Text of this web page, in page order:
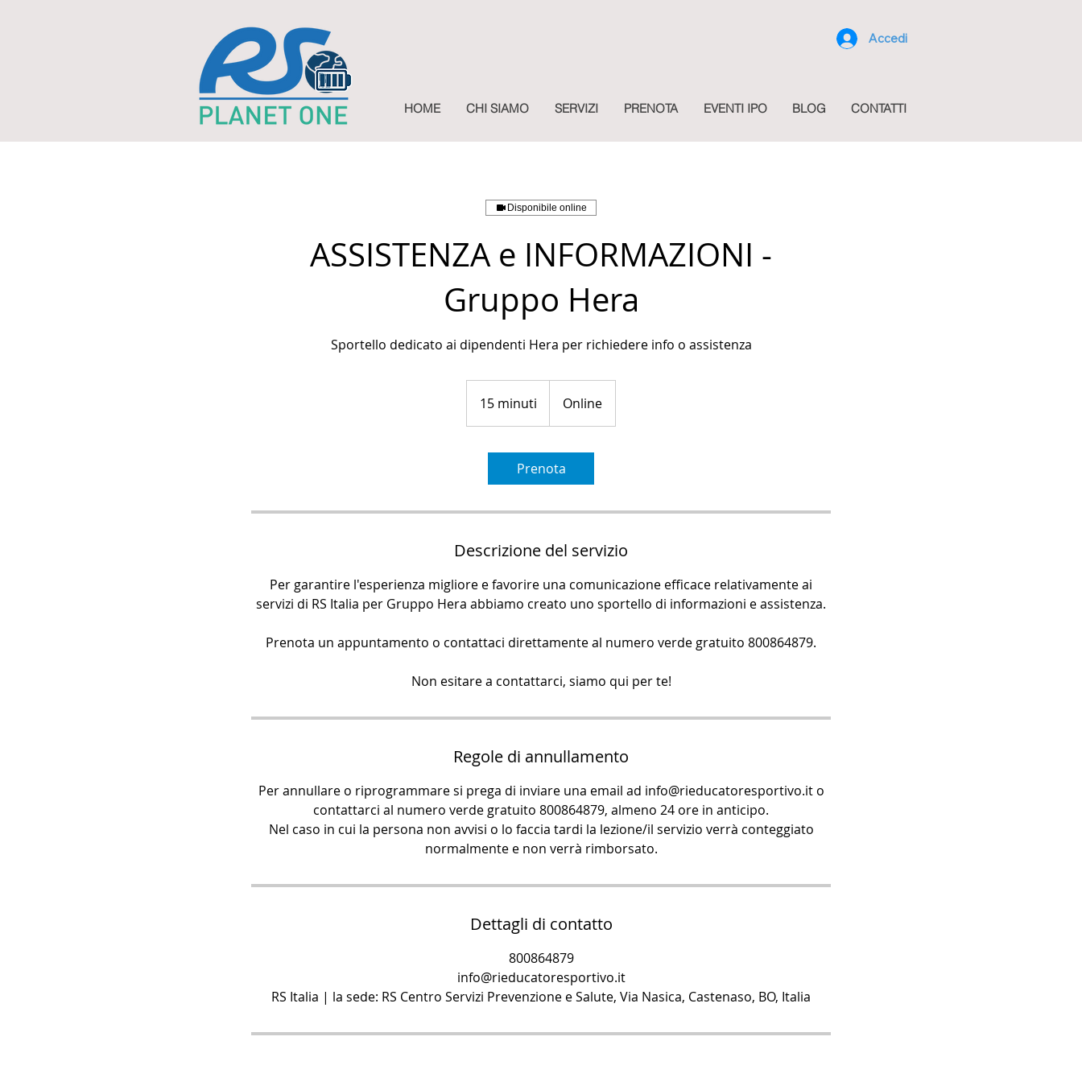
Accedi
HOME CHI SIAMO SERVIZI PRENOTA EVENTI IPO BLOG CONTATTI
Disponibile online
ASSISTENZA e INFORMAZIONI -
Gruppo Hera
Sportello dedicato ai dipendenti Hera per richiedere info o assistenza
15 minuti
5
n
t
Online
Prenota
Descrizione del servizio
Per garantire l'esperienza migliore e favorire una comunicazione efficace relativamente ai
servizi di RS Italia per Gruppo Hera abbiamo creato uno sportello di informazioni e assistenza.
Prenota un appuntamento o contattaci direttamente al numero verde gratuito 800864879.
Non esitare a contattarci, siamo qui per te!
Regole di annullamento
Per annullare o riprogrammare si prega di inviare una email ad info@rieducatoresportivo.it o
contattarci al numero verde gratuito 800864879, almeno 24 ore in anticipo.
Nel caso in cui la persona non avvisi o lo faccia tardi la lezione/il servizio verrà conteggiato
normalmente e non verrà rimborsato.
Dettagli di contatto
800864879
info@rieducatoresportivo.it
RS Italia | la sede: RS Centro Servizi Prevenzione e Salute, Via Nasica, Castenaso, BO, Italia